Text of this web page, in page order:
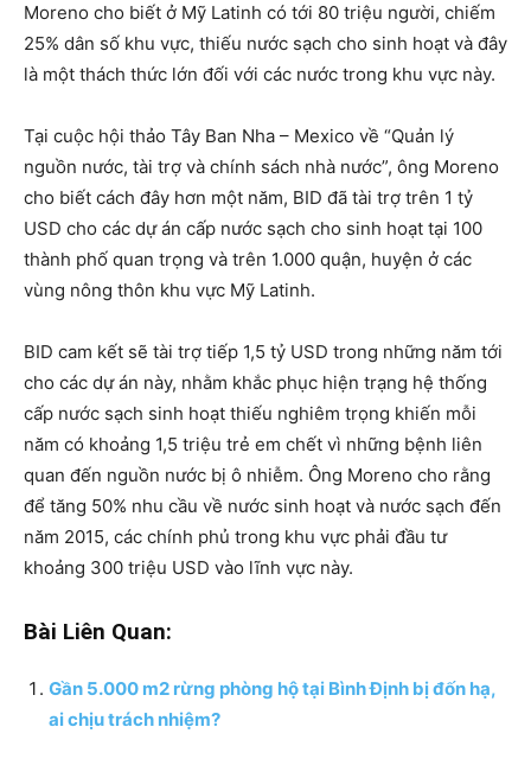
Moreno cho biết ở Mỹ Latinh có tới 80 triệu người, chiếm
25% dân số khu vực, thiếu nước sạch cho sinh hoạt và đây
là một thách thức lớn đối với các nước trong khu vực này.
Tại cuộc hội thảo Tây Ban Nha – Mexico về “Quản lý
nguồn nước, tài trợ và chính sách nhà nước”, ông Moreno
cho biết cách đây hơn một năm, BID đã tài trợ trên 1 tỷ
USD cho các dự án cấp nước sạch cho sinh hoạt tại 100
thành phố quan trọng và trên 1.000 quận, huyện ở các
vùng nông thôn khu vực Mỹ Latinh.
BID cam kết sẽ tài trợ tiếp 1,5 tỷ USD trong những năm tới
cho các dự án này, nhằm khắc phục hiện trạng hệ thống
cấp nước sạch sinh hoạt thiếu nghiêm trọng khiến mỗi
năm có khoảng 1,5 triệu trẻ em chết vì những bệnh liên
quan đến nguồn nước bị ô nhiễm. Ông Moreno cho rằng
để tăng 50% nhu cầu về nước sinh hoạt và nước sạch đến
năm 2015, các chính phủ trong khu vực phải đầu tư
khoảng 300 triệu USD vào lĩnh vực này.
Bài Liên Quan:
Gần 5.000 m2 rừng phòng hộ tại Bình Định bị đốn hạ,
ai chịu trách nhiệm?